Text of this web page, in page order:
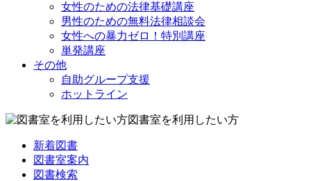
女性のための法律基礎講座
男性のための無料法律相談会
女性への暴力ゼロ！特別講座
単発講座
その他
自助グループ支援
ホットライン
図書室を利用したい方
新着図書
図書室案内
図書検索